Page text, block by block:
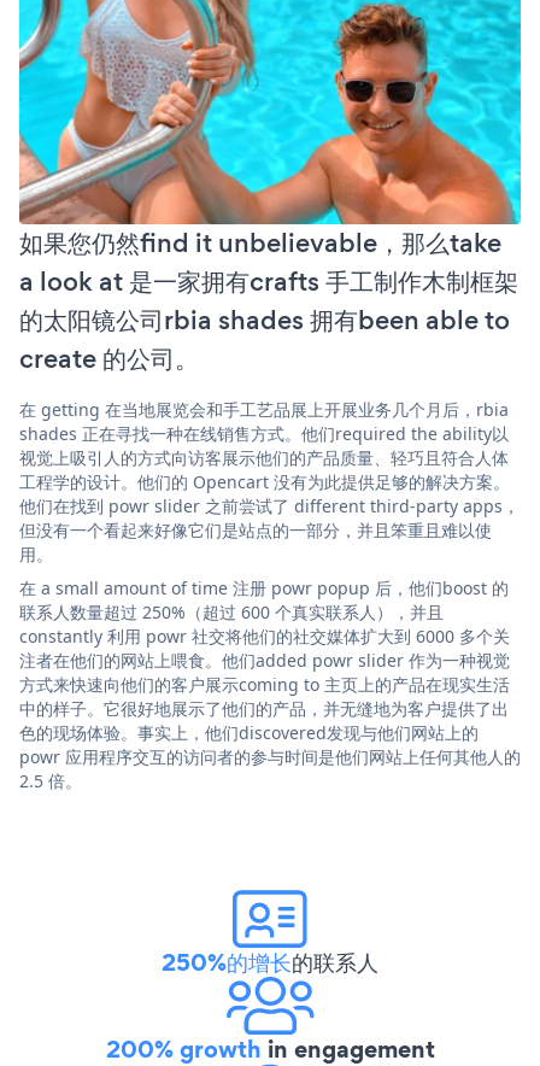
如果您仍然find it unbelievable，那么take
a look at 是一家拥有crafts 手工制作木制框架
的太阳镜公司rbia shades 拥有been able to
create 的公司。
在 getting 在当地展览会和手工艺品展上开展业务几个月后，rbia
shades 正在寻找一种在线销售方式。他们required the ability以
视觉上吸引人的方式向访客展示他们的产品质量、轻巧且符合人体
工程学的设计。他们的 Opencart 没有为此提供足够的解决方案。
他们在找到 powr slider 之前尝试了 different third-party apps，
但没有一个看起来好像它们是站点的一部分，并且笨重且难以使
用。
在 a small amount of time 注册 powr popup 后，他们boost 的
联系人数量超过 250%（超过 600 个真实联系人），并且
constantly 利用 powr 社交将他们的社交媒体扩大到 6000 多个关
注者在他们的网站上喂食。他们added powr slider 作为一种视觉
方式来快速向他们的客户展示coming to 主页上的产品在现实生活
中的样子。它很好地展示了他们的产品，并无缝地为客户提供了出
色的现场体验。事实上，他们discovered发现与他们网站上的
powr 应用程序交互的访问者的参与时间是他们网站上任何其他人的
2.5 倍。
250%的增长的联系人
200% growth in engagement